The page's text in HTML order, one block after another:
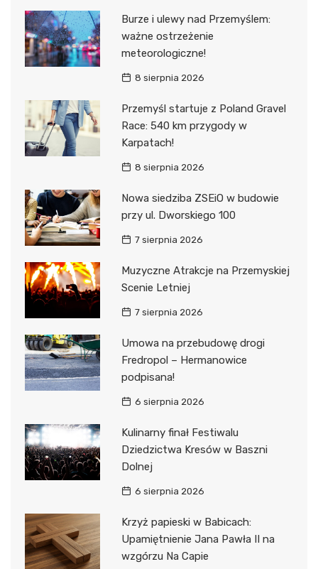
Burze i ulewy nad Przemyślem:
ważne ostrzeżenie
meteorologiczne!
8 sierpnia 2026
Przemyśl startuje z Poland Gravel
Race: 540 km przygody w
Karpatach!
8 sierpnia 2026
Nowa siedziba ZSEiO w budowie
przy ul. Dworskiego 100
7 sierpnia 2026
Muzyczne Atrakcje na Przemyskiej
Scenie Letniej
7 sierpnia 2026
Umowa na przebudowę drogi
Fredropol – Hermanowice
podpisana!
6 sierpnia 2026
Kulinarny finał Festiwalu
Dziedzictwa Kresów w Baszni
Dolnej
6 sierpnia 2026
Krzyż papieski w Babicach:
Upamiętnienie Jana Pawła II na
wzgórzu Na Capie